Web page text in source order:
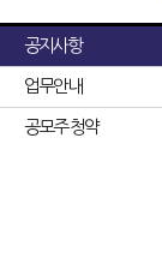
공지사항
업무안내
공모주 청약